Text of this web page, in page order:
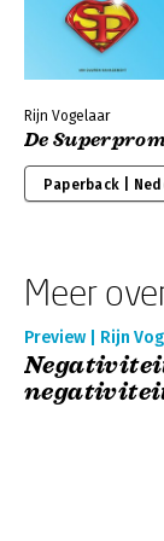
Rijn Vogelaar
De
Paperback |
Meer
Preview | Rijn